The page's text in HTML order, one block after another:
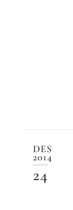
DES
2014
24